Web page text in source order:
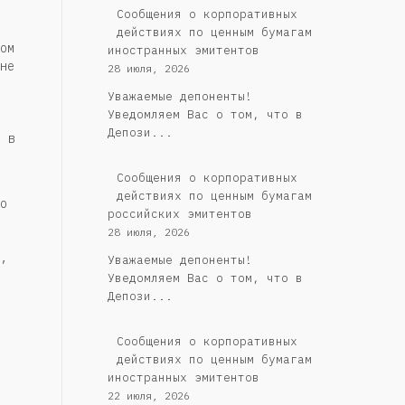
в
Сообщения о корпоративных
действиях по ценным бумагам
иностранных эмитентов
28 июля, 2026
Уважаемые депоненты!
Уведомляем Вас о том, что в
Депози...
Cообщения о корпоративных
действиях по ценным бумагам
российских эмитентов
28 июля, 2026
Уважаемые депоненты!
Уведомляем Вас о том, что в
Депози...
Сообщения о корпоративных
действиях по ценным бумагам
иностранных эмитентов
22 июля, 2026